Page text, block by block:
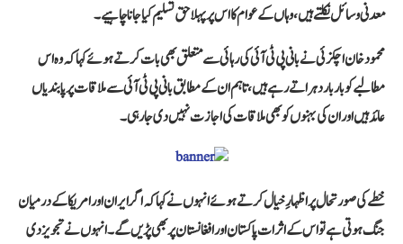
معدنی وسائل نکلتے ہیں، وہاں کے عوام کا اس پر پہلا حق تسلیم کیا جانا چاہیے۔
محمود خان اچکزئی نے بانی پی ٹی آئی کی رہائی سے متعلق بھی بات کرتے ہوئے کہا کہ وہ اس
مطالبے کو بار بار دہراتے رہے ہیں، تاہم ان کے مطابق بانی پی ٹی آئی سے ملاقات پر پابندیاں
عائد ہیں اور ان کی بہنوں کو بھی ملاقات کی اجازت نہیں دی جا رہی۔
خطے کی صورتحال پر اظہارِ خیال کرتے ہوئے انہوں نے کہا کہ اگر ایران اور امریکا کے درمیان
جنگ ہوتی ہے تو اس کے اثرات پاکستان اور افغانستان پر بھی پڑیں گے۔ انہوں نے تجویز دی